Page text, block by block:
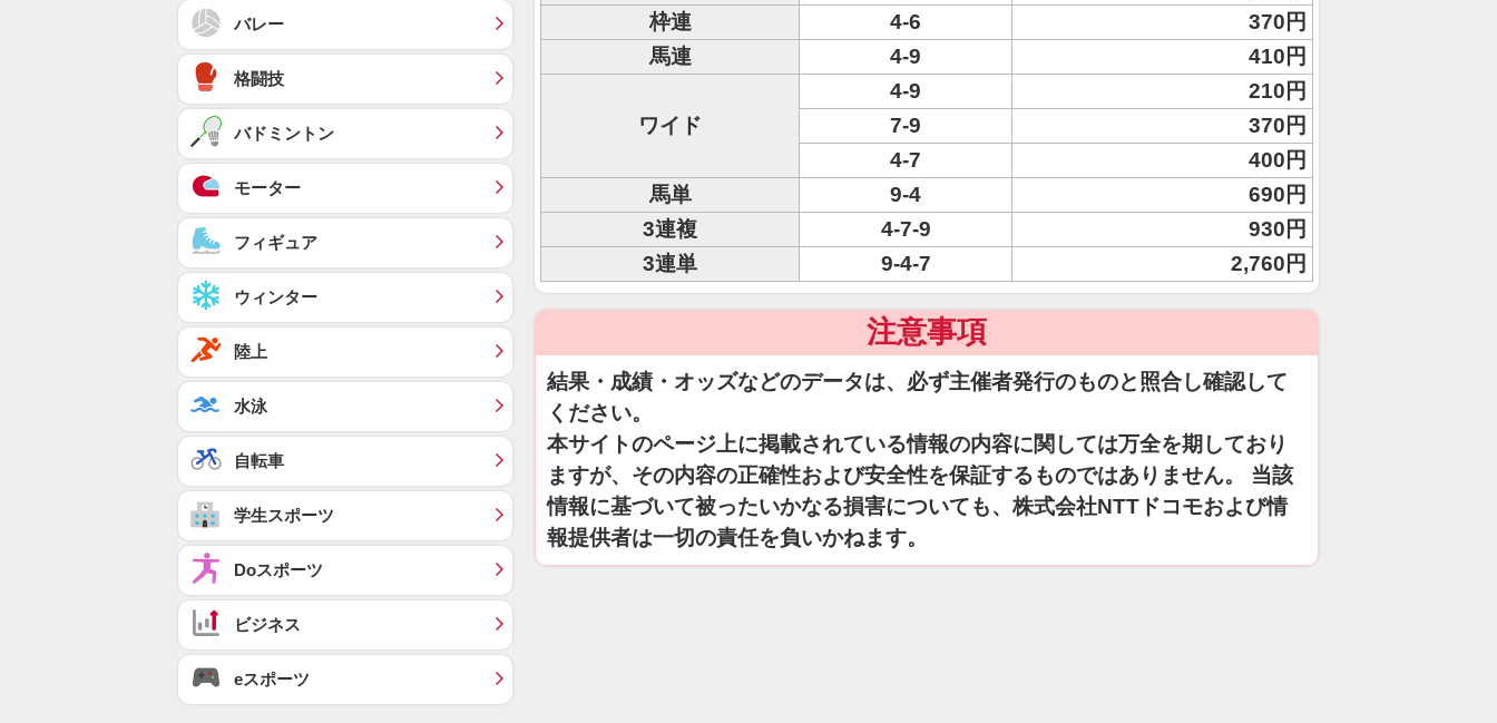
枠連
4-6
370円
馬連
4-9 410円
ワイド
4-9
210円
7-9
370円
4-7
400円
馬単
9-4
690円
3連複
4-7-9
930円
3連単
9-4-7 2,760円
注意事項
結果・成績・オッズなどのデータは、必ず主催者発行のものと照合し確認して
ください。
本サイトのページ上に掲載されている情報の内容に関しては万全を期しており
ますが、その内容の正確性および安全性を保証するものではありません。 当該
情報に基づいて被ったいかなる損害についても、株式会社NTTドコモおよび情
報提供者は一切の責任を負いかねます。
バレー
格闘技
バドミントン
モーター
フィギュア
ウィンター
陸上
水泳
自転車
学生スポーツ
Doスポーツ
ビジネス
eスポーツ